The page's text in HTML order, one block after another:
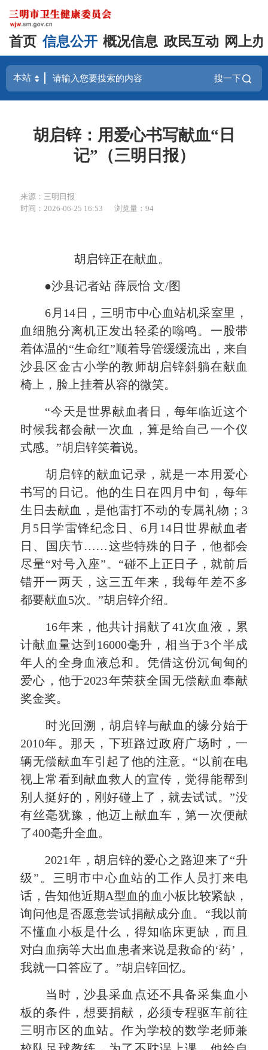
首页 信息公开 概况信息 政民互动 网上
搜一下
胡启锌：用爱心书写献血“日
记”（三明日报）
来源：三明日报
时间：2026-06-25 16:53
浏览量：94
胡启锌正在献血。
●沙县记者站 薛辰怡 文/图
6月14日，三明市中心血站机采室里，
血细胞分离机正发出轻柔的嗡鸣。一股带
着体温的“生命红”顺着导管缓缓流出，来自
沙县区金古小学的教师胡启锌斜躺在献血
椅上，脸上挂着从容的微笑。
“今天是世界献血者日，每年临近这个
时候我都会献一次血，算是给自己一个仪
式感。”胡启锌笑着说。
胡启锌的献血记录，就是一本用爱心
书写的日记。他的生日在四月中旬，每年
生日去献血，是他雷打不动的专属礼物；3
月5日学雷锋纪念日、6月14日世界献血者
日、国庆节……这些特殊的日子，他都会
尽量“对号入座”。“碰不上正日子，就前后
错开一两天，这三五年来，我每年差不多
都要献血5次。”胡启锌介绍。
16年来，他共计捐献了41次血液，累
计献血量达到16000毫升，相当于3个半成
年人的全身血液总和。凭借这份沉甸甸的
爱心，他于2023年荣获全国无偿献血奉献
奖金奖。
时光回溯，胡启锌与献血的缘分始于
2010年。那天，下班路过政府广场时，一
辆无偿献血车引起了他的注意。“以前在电
视上常看到献血救人的宣传，觉得能帮到
别人挺好的，刚好碰上了，就去试试。”没
有丝毫犹豫，他迈上献血车，第一次便献
了400毫升全血。
2021年，胡启锌的爱心之路迎来了“升
级”。三明市中心血站的工作人员打来电
话，告知他近期A型血的血小板比较紧缺，
询问他是否愿意尝试捐献成分血。“我以前
不懂血小板是什么，得知临床更缺，而且
对白血病等大出血患者来说是救命的‘药’，
我就一口答应了。”胡启锌回忆。
当时，沙县采血点还不具备采集血小
板的条件，想要捐献，必须专程驱车前往
三明市区的血站。作为学校的数学老师兼